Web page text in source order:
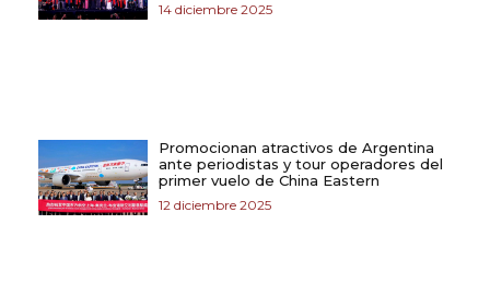
14 diciembre 2025
Promocionan atractivos de Argentina
ante periodistas y tour operadores del
primer vuelo de China Eastern
12 diciembre 2025